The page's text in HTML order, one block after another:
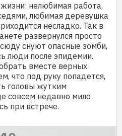
нелюбимая работа,
любимая деревушка
несладко. Так в
развернулся просто
снуют опасные зомби,
люди после эпидемии.
вместе верных
что под руку попадется,
головы жутким
совсем недавно мило
при встрече.